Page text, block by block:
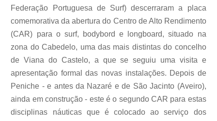
Federação Portuguesa de Surf) descerraram a placa
comemorativa da abertura do Centro de Alto Rendimento
(CAR) para o surf, bodybord e longboard, situado na
zona do Cabedelo, uma das mais distintas do concelho
de Viana do Castelo, a que se seguiu uma visita e
apresentação formal das novas instalações. Depois de
Peniche - e antes da Nazaré e de São Jacinto (Aveiro),
ainda em construção - este é o segundo CAR para estas
disciplinas náuticas que é colocado ao serviço dos